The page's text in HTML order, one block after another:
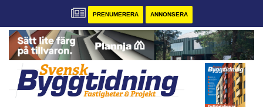
PRENUMERERA ANNONSERA